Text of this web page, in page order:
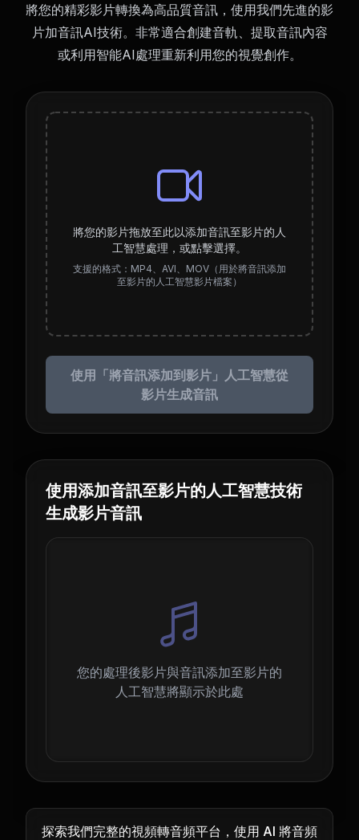
將您的精彩影片轉換為高品質音訊，使用我們先進的影
片加音訊AI技術。非常適合創建音軌、提取音訊內容
或利用智能AI處理重新利用您的視覺創作。
將您的影片拖放至此以添加音訊至影片的人
工智慧處理，或點擊選擇。
支援的格式：MP4、AVI、MOV（用於將音訊添加
至影片的人工智慧影片檔案）
使用「將音訊添加到影片」人工智慧從
影片生成音訊
使用添加音訊至影片的人工智慧技術
生成影片音訊
您的處理後影片與音訊添加至影片的
人工智慧將顯示於此處
探索我們完整的視頻轉音頻平台，使用 AI 將音頻